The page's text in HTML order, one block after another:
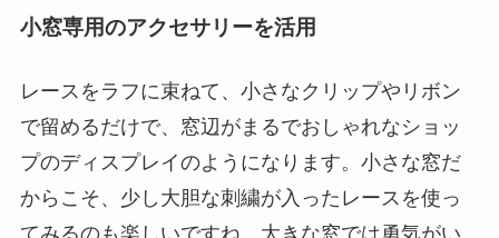
小窓専用のアクセサリーを活用
レースをラフに束ねて、小さなクリップやリボン
で留めるだけで、窓辺がまるでおしゃれなショッ
プのディスプレイのようになります。小さな窓だ
からこそ、少し大胆な刺繍が入ったレースを使っ